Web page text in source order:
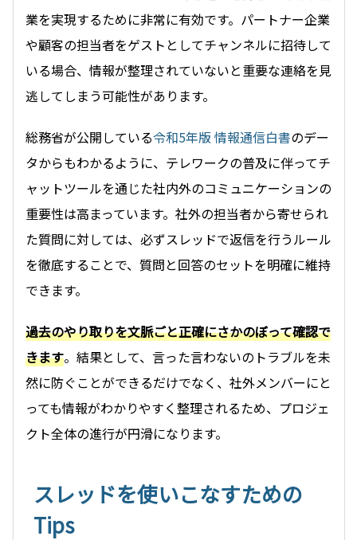
業を実現するために非常に有効です。パートナー企業
や顧客の担当者をゲストとしてチャンネルに招待して
いる場合、情報が整理されていないと重要な連絡を見
逃してしまう可能性があります。
総務省が公開している令和5年版 情報通信白書のデー
タからもわかるように、テレワークの普及に伴ってチ
ャットツールを通じた社内外のコミュニケーションの
重要性は高まっています。社外の担当者から寄せられ
た質問に対しては、必ずスレッドで返信を行うルール
を徹底することで、質問と回答のセットを明確に維持
できます。
過去のやり取りを文脈ごと正確にさかのぼって確認で
きます。結果として、言った言わないのトラブルを未
然に防ぐことができるだけでなく、社外メンバーにと
っても情報がわかりやすく整理されるため、プロジェ
クト全体の進行が円滑になります。
スレッドを使いこなすための
Tips